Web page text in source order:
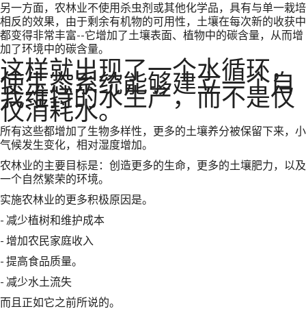
另一方面，农林业不使用杀虫剂或其他化学品，具有与单一栽培
相反的效果，由于剩余有机物的可用性，土壤在每次新的收获中
都变得非常丰富--它增加了土壤表面、植物中的碳含量，从而增
加了环境中的碳含量。
这样就出现了一个水循环，
使生态系统能够建立一个自
我维持的水生产，而不是仅
仅消耗水。
所有这些都增加了生物多样性，更多的土壤养分被保留下来，小
气候发生变化，相对湿度增加。
农林业的主要目标是：创造更多的生命，更多的土壤肥力，以及
一个自然繁荣的环境。
实施农林业的更多积极原因是。
- 减少植树和维护成本
- 增加农民家庭收入
- 提高食品质量。
- 减少水土流失
而且正如它之前所说的。